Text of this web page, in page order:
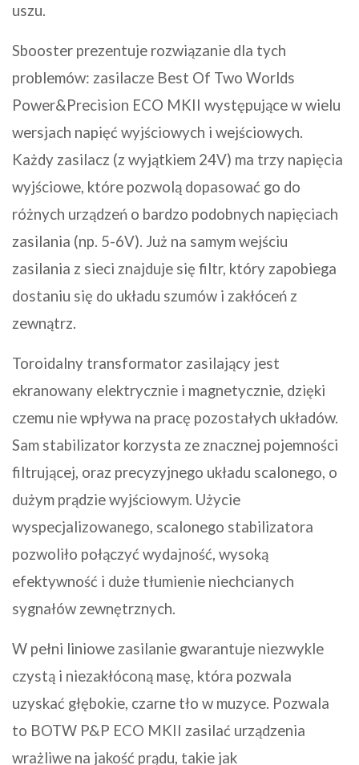
uszu.
Sbooster prezentuje rozwiązanie dla tych
problemów: zasilacze Best Of Two Worlds
Power&Precision ECO MKII występujące w wielu
wersjach napięć wyjściowych i wejściowych.
Każdy zasilacz (z wyjątkiem 24V) ma trzy napięcia
wyjściowe, które pozwolą dopasować go do
różnych urządzeń o bardzo podobnych napięciach
zasilania (np. 5-6V). Już na samym wejściu
zasilania z sieci znajduje się filtr, który zapobiega
dostaniu się do układu szumów i zakłóceń z
zewnątrz.
Toroidalny transformator zasilający jest
ekranowany elektrycznie i magnetycznie, dzięki
czemu nie wpływa na pracę pozostałych układów.
Sam stabilizator korzysta ze znacznej pojemności
filtrującej, oraz precyzyjnego układu scalonego, o
dużym prądzie wyjściowym. Użycie
wyspecjalizowanego, scalonego stabilizatora
pozwoliło połączyć wydajność, wysoką
efektywność i duże tłumienie niechcianych
sygnałów zewnętrznych.
W pełni liniowe zasilanie gwarantuje niezwykle
czystą i niezakłóconą masę, która pozwala
uzyskać głębokie, czarne tło w muzyce. Pozwala
to BOTW P&P ECO MKII zasilać urządzenia
wrażliwe na jakość prądu, takie jak